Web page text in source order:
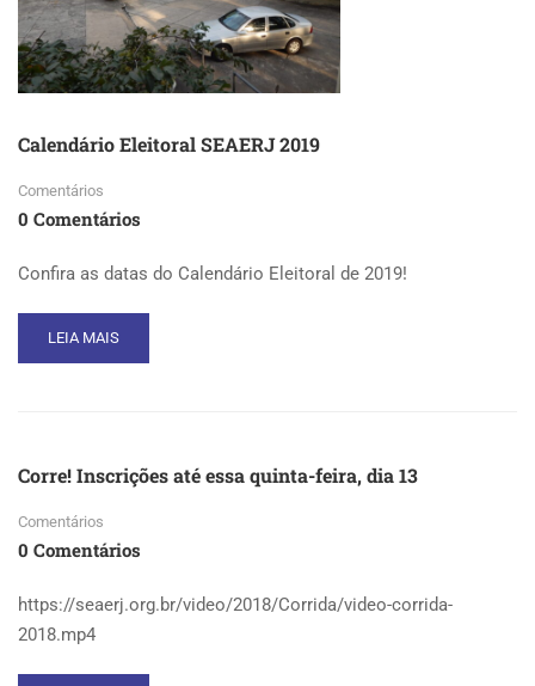
Calendário Eleitoral SEAERJ 2019
Comentários
0 Comentários
Confira as datas do Calendário Eleitoral de 2019!
READ
MORE
2019
LEIA MAIS
Corre! Inscrições até essa quinta-feira, dia 13
Comentários
0 Comentários
https://seaerj.org.br/video/2018/Corrida/video-corrida-
2018.mp4